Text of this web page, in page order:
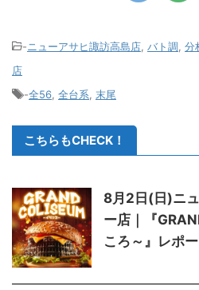
-ニューアサヒ諏訪高島店 バト調 分
店
-全56 全台系 末尾
こちらもCHECK！
8月2日(日)ニ
ー店｜『
ころ～』レポ